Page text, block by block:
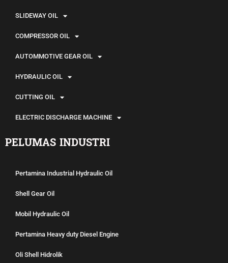
SLIDEWAY OIL
COMPRESSOR OIL
AUTOMMOTIVE GEAR OIL
HYDRAULIC OIL
CUTTING OIL
ELECTRIC DISCHARGE MACHINE
PELUMAS INDUSTRI
Pertamina Industrial Hydraulic Oil
Shell Gear Oil
Mobil Hydraulic Oil
Pertamina Heavy duty Diesel Engine
Oli Shell Hidrolik